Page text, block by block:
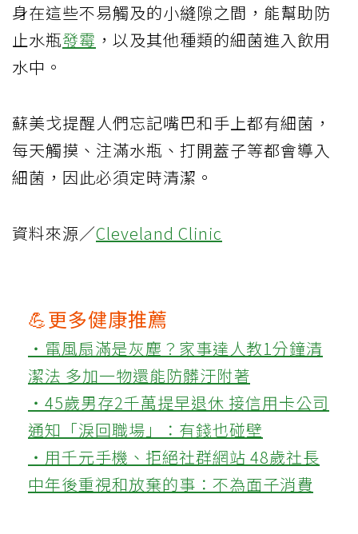
身在這些不易觸及的小縫隙之間，能幫助防
止水瓶發霉 ，以及其他種類的細菌進入飲用
水中。
蘇美戈提醒人們忘記嘴巴和手上都有細菌，
每天觸摸、注滿水瓶、打開蓋子等都會導入
細菌，因此必須定時清潔。
資料來源／Cleveland Clinic
💪更多健康推薦
‧電風扇滿是灰塵？家事達人教1分鐘清
潔法 多加一物還能防髒汙附著
‧45歲男存2千萬提早退休 接信用卡公司
通知「淚回職場」：有錢也碰壁
‧用千元手機、拒絕社群網站 48歲社長
中年後重視和放棄的事：不為面子消費